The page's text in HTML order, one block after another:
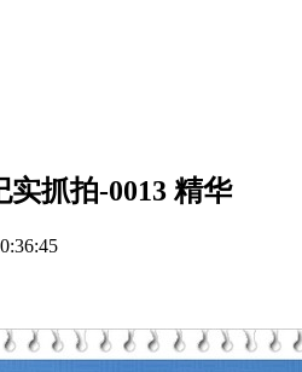
实抓拍-0013 精华